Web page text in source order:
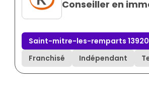
Conseiller en
Saint-mitre-les-remparts 13920
Franchisé
Indépendant